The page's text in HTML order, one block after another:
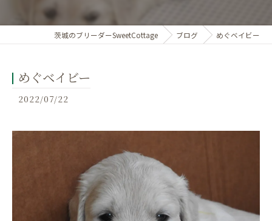
茨城のブリーダーSweetCottage ブログ めぐベイビー
めぐベイビー
2022/07/22